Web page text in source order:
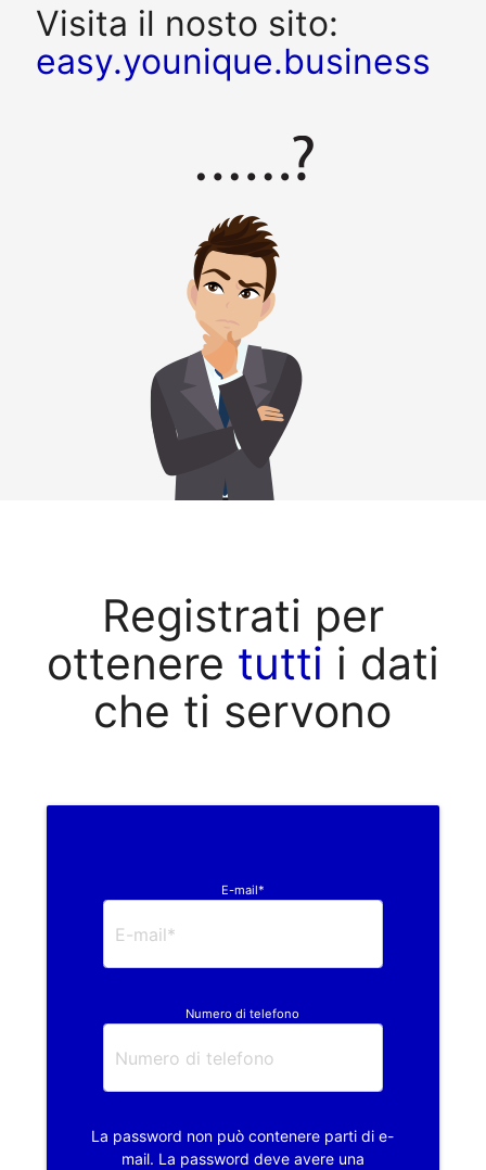
Visita il nosto sito:
easy.younique.business
Registrati per
ottenere tutti i dati
che ti servono
E-mail*
Numero di telefono
La password non può contenere parti di e-
mail. La password deve avere una